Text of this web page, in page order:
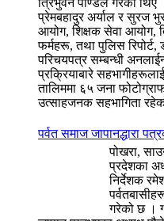
त्रिभुवन पाण्डेले गरेका
प्रेमबहादुर अर्याल र सुरज
आयोग, शिक्षक सेवा आयोग,
फर्महरू, तथा पुलिस
परिचयपत्र सम्बन्धी
प्रक्रियाबारे
तालिममा ६५ जना
उत्साहजनक सहभागिता
पर्वत समाज जापानद्धारा
पोखरा,
प्रदेशका
निर्देशक
गरेको छ ।